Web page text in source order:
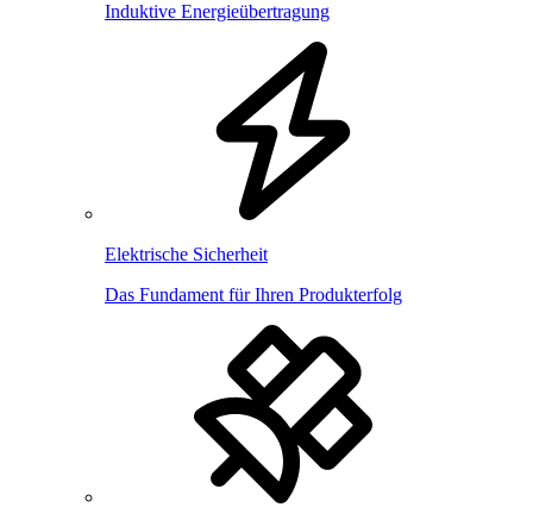
Induktive Energieübertragung
Elektrische Sicherheit
Das Fundament für Ihren Produkterfolg